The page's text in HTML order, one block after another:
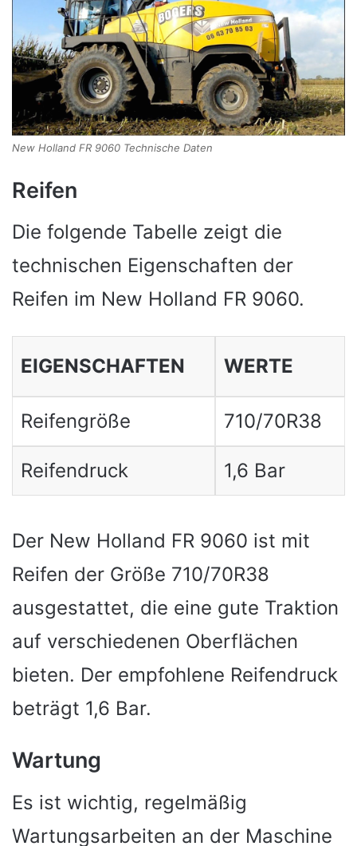
New Holland FR 9060 Technische Daten
Reifen
Die folgende Tabelle zeigt die
technischen Eigenschaften der
Reifen im New Holland FR 9060.
EIGENSCHAFTEN WERTE
Reifengröße 710/70R38
Reifendruck 1,6 Bar
Der New Holland FR 9060 ist mit
Reifen der Größe 710/70R38
ausgestattet, die eine gute Traktion
auf verschiedenen Oberflächen
bieten. Der empfohlene Reifendruck
beträgt 1,6 Bar.
Wartung
Es ist wichtig, regelmäßig
Wartungsarbeiten an der Maschine